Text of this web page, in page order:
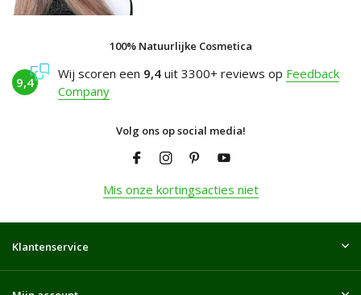
100% Natuurlijke Cosmetica
9,4
Wij scoren een 9,4 uit 3300+ reviews op Feedback
Company
Volg ons op social media!
Mis onze kortingsacties niet
Klantenservice